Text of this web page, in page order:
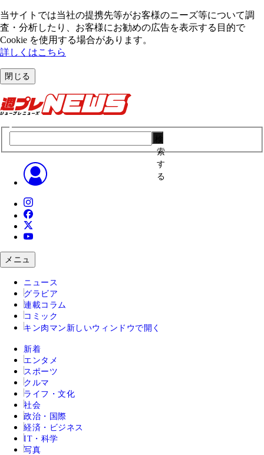
当サイトでは当社の提携先等がお客様のニーズ等について調
査・分析したり、お客様にお勧めの広告を表⽰する⽬的で
Cookie を使⽤する場合があります。
詳しくはこちら
閉じる
索
す
る
メニュ
ニュース
グラビア
連載コラム
コミック
キン肉マン 新しいウィンドウで開く
新着
エンタメ
スポーツ
クルマ
ライフ・文化
社会
政治・国際
経済・ビジネス
IT・科学
写真